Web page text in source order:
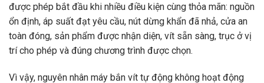
được phép bắt đầu khi nhiều điều kiện cùng thỏa mãn: nguồn
ổn định, áp suất đạt yêu cầu, nút dừng khẩn đã nhả, cửa an
toàn đóng, sản phẩm được nhận diện, vít sẵn sàng, trục ở vị
trí cho phép và đúng chương trình được chọn.
Vì vậy, nguyên nhân máy bắn vít tự động không hoạt động